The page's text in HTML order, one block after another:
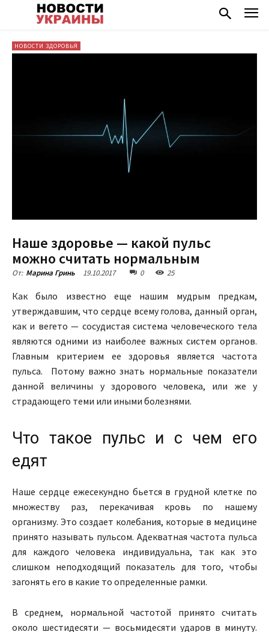
НОВОСТИ ЗДОРОВЬЯ
Наше здоровье — какой пульс
можно считать нормальным
От: Марина Гринь 19.10.2017 0 25
Как было известно еще нашим мудрым предкам,
утверждавшим, что сердце всему голова, данный орган,
как и вегето — сосудистая система человеческого тела
являются одними из наиболее важных систем органов.
Главным критерием ее здоровья является частота
пульса. Потому важно знать нормальные показатели
данной величины у здорового человека, или же у
страдающего теми или иными болезнями.
Что такое пульс и с чем его
едят
Наше сердце ежесекундно бьется в грудной клетке по
множеству раз, перекачивая кровь по нашему
организму. Это создает колебания, которые в медицине
принято называть пульсом. Адекватная частота пульса
для каждого человека индивидуальна, так как это
слишком неподходящий показатель для того, чтобы
загонять его в какие то определенные рамки.
В среднем, нормальной частотой принято считать
около шестидесяти — восьмидесяти ударов в минуту.